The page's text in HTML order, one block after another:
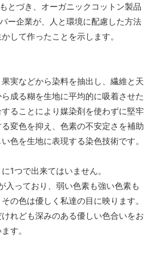
とづき、オーガニックコットン製品
ー企業が、人と環境に配慮した方法
して作ったことを示します。
実などから染料を抽出し、繊維と天
成る糊を生地に平均的に吸着させた
ることにより媒染剤を使わずに堅牢
変色を抑え、色素の不安定さを補助
色を生地に表現する染色技術です。
1つで出来てはいません。
入っており、弱い色素も強い色素も
の色は優しく私達の目に映ります。
れども深みのある優しい色合いをお
す。